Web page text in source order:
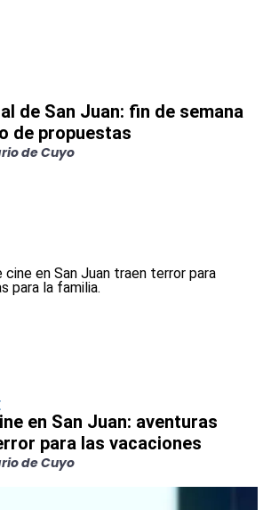
de San Juan: fin de semana
de propuestas
de Cuyo
en San Juan: aventuras
para las vacaciones
de Cuyo